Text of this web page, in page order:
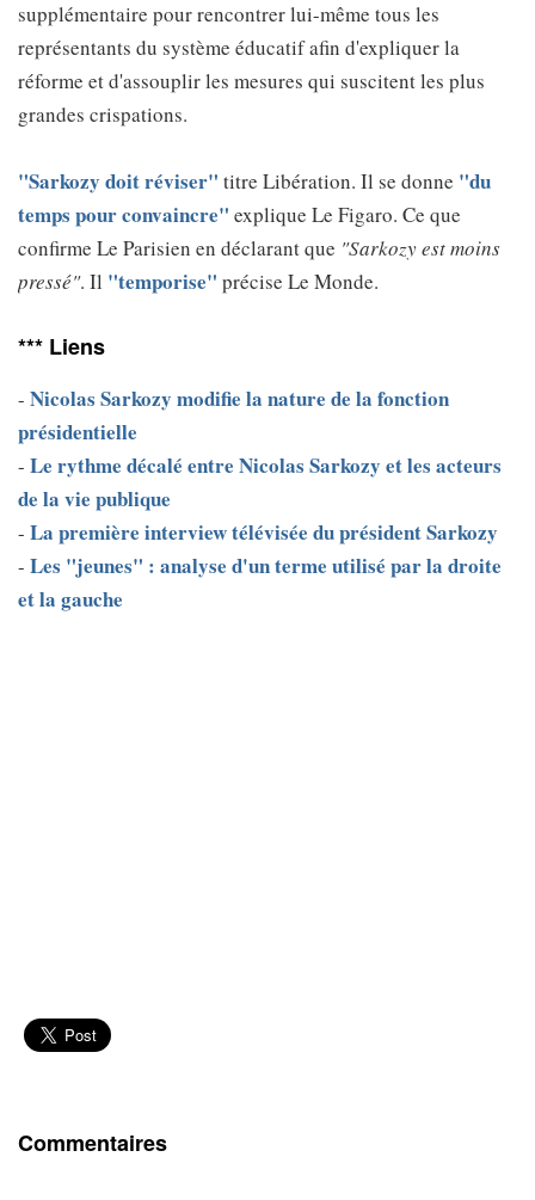
supplémentaire pour rencontrer lui-même tous les
représentants du système éducatif afin d'expliquer la
réforme et d'assouplir les mesures qui suscitent les plus
grandes crispations.
"Sarkozy doit réviser" titre Libération. Il se donne "du
temps pour convaincre" explique Le Figaro. Ce que
confirme Le Parisien en déclarant que "Sarkozy est moins
pressé". Il "temporise" précise Le Monde.
*** Liens
- Nicolas Sarkozy modifie la nature de la fonction
présidentielle
- Le rythme décalé entre Nicolas Sarkozy et les acteurs
de la vie publique
- La première interview télévisée du président Sarkozy
- Les "jeunes" : analyse d'un terme utilisé par la droite
et la gauche
Commentaires